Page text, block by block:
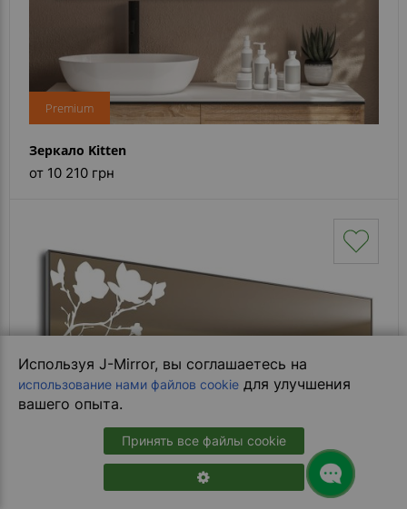
Используя J-Mirror, вы соглашаетесь на
использование нами файлов cookie для улучшения
вашего опыта.
Принять все файлы cookie
Premium
Зеркало Kitten
от 10 210 грн